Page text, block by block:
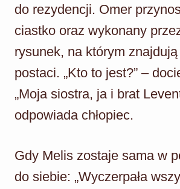
do rezydencji. Omer
ciastko oraz wykonany
rysunek, na którym
postaci. „Kto to jest?” –
„Moja siostra, ja i brat
odpowiada chłopiec.
Gdy Melis zostaje sama w
do siebie: „Wyczerpała